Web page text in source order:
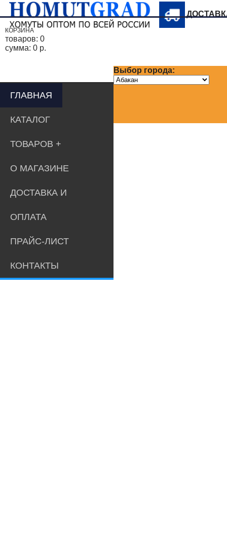
Выбор города:
КОРЗИНА
товаров: 0
сумма: 0 р.
ГЛАВНАЯ
КАТАЛОГ
ТОВАРОВ
О МАГАЗИНЕ
ДОСТАВКА И
ОПЛАТА
ПРАЙС-ЛИСТ
КОНТАКТЫ